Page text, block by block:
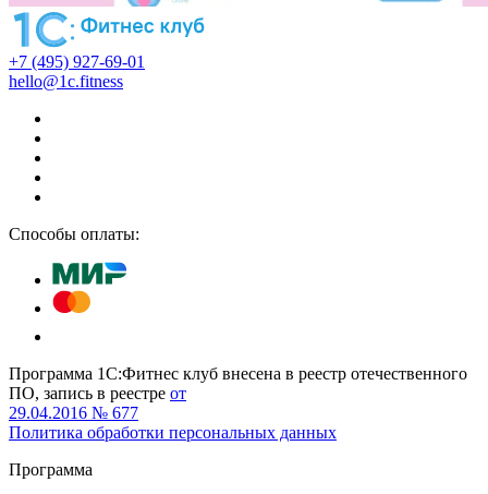
+7 (495) 927-69-01
hello@1c.fitness
Способы оплаты:
Программа 1С:Фитнес клуб внесена в реестр отечественного
ПО, запись в реестре от
29.04.2016 № 677
Политика обработки персональных данных
Программа